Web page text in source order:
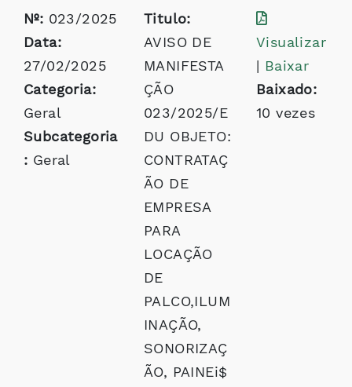
Nº: 023/2025
Data:
27/02/2025
Categoria:
Geral
Subcategoria
: Geral
Titulo:
AVISO DE
MANIFESTA
ÇÃO
023/2025/E
DU OBJETO:
CONTRATAÇ
ÃO DE
EMPRESA
PARA
LOCAÇÃO
DE
PALCO,ILUM
INAÇÃO,
SONORIZAÇ
ÃO, PAINEi$
Visualizar
| Baixar
Baixado:
10 vezes